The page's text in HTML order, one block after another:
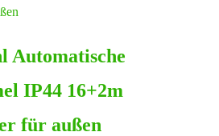
Automatische
IP44 16+2m
für außen